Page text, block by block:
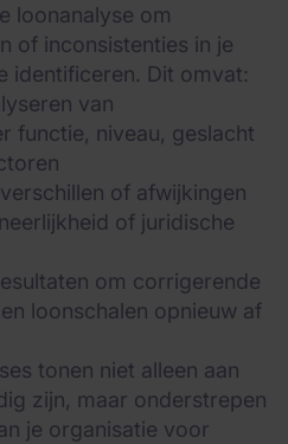
loonanalyse om
of inconsistenties in je
identificeren. Dit omvat:
van
functie, niveau, geslacht
of afwijkingen
of juridische
om corrigerende
loonschalen opnieuw af
tonen niet alleen aan
zijn, maar onderstrepen
je organisatie voor